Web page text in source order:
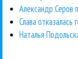
Александр Серов
Слава отказалась
Наталья